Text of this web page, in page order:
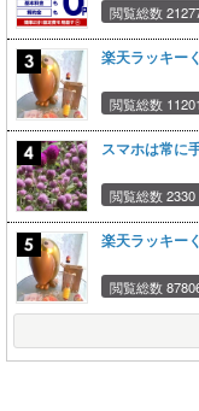
閲覧総数
楽天ラッキー
閲覧総数
スマホは常に
閲覧総数 2330
楽天ラッキー
閲覧総数